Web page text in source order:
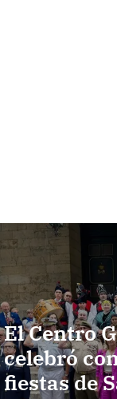
El Centro
celebró
fiestas de